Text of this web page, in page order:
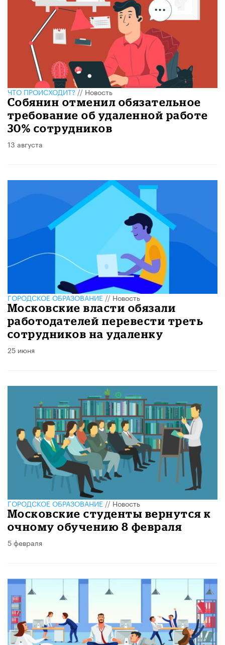
ЧТО ПРОИСХОДИТ?//Новость
Собянин отменил обязательное
требование об удаленной работе
30% сотрудников
13 августа
ГОРОДСКОЕ ОБРАЗОВАНИЕ//Новость
Московские власти обязали
работодателей перевести треть
сотрудников на удаленку
25 июня
ГОРОДСКОЕ ОБРАЗОВАНИЕ//Новость
Московские студенты вернутся к
очному обучению 8 февраля
5 февраля